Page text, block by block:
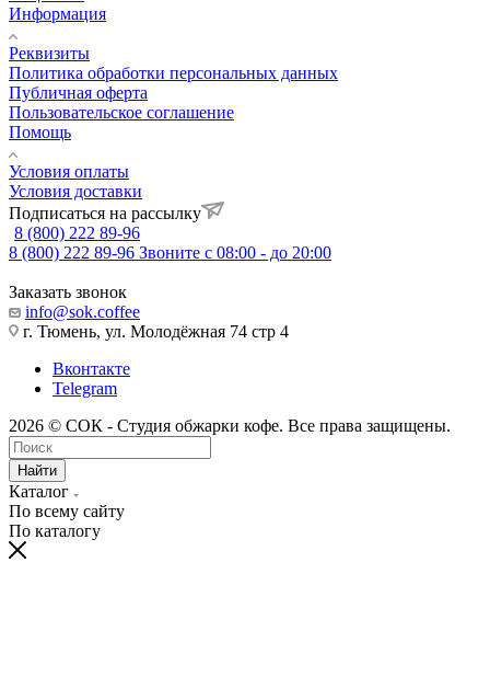
Информация
Реквизиты
Политика обработки персональных данных
Публичная оферта
Пользовательское соглашение
Помощь
Условия оплаты
Условия доставки
Подписаться на рассылку
8 (800) 222 89-96
8 (800) 222 89-96 Звоните с 08:00 - до 20:00
Заказать звонок
info@sok.coffee
г. Тюмень, ул. Молодёжная 74 стр 4
Вконтакте
Telegram
2026 © СОК - Студия обжарки кофе. Все права защищены.
Найти
Каталог
По всему сайту
По каталогу